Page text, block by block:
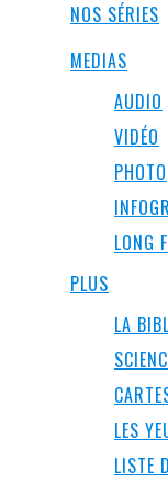
NOS SÉRIES
MEDIAS
AUDIO
VIDÉO
PHOTO
LONG
PLUS
LA
LES
LISTE